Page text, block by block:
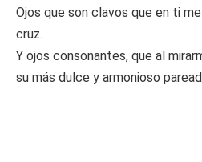
Ojos que son clavos que en ti
cruz.
Y ojos consonantes, que al
su más dulce y armonioso